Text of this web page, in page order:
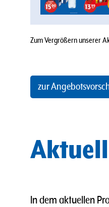
Zum Vergrößern unserer
zur
In dem aktuellen